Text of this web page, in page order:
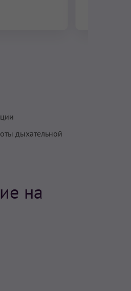
дыхательной
на